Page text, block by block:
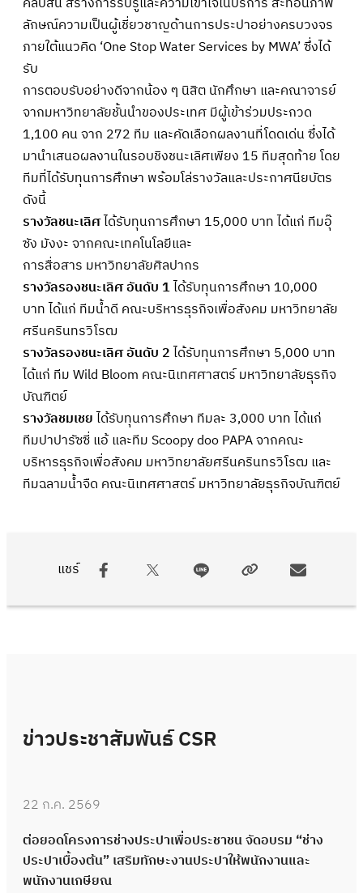
แชร์
ลักษณ์ความเป็นผู้เชี่ยวชาญด้านการประปาอย่างครบวงจร
ภายใต้แนวคิด ‘One Stop Water Services by MWA’ ซึ่งได้
รับ
การตอบรับอย่างดีจากน้อง ๆ นิสิต นักศึกษา และคณาจารย์
จากมหาวิทยาลัยชั้นนำของประเทศ มีผู้เข้าร่วมประกวด
1,100 คน จาก 272 ทีม และคัดเลือกผลงานที่โดดเด่น ซึ่งได้
มานำเสนอผลงานในรอบชิงชนะเลิศเพียง 15 ทีมสุดท้าย โดย
ทีมที่ได้รับทุนการศึกษา พร้อมโล่รางวัลและประกาศนียบัตร
ดังนี้
รางวัลชนะเลิศได้รับทุนการศึกษา 15,000 บาท ได้แก่ ทีมอุ๊
ซัง มังงะ จากคณะเทคโนโลยีและ
การสื่อสาร มหาวิทยาลัยศิลปากร
รางวัลรองชนะเลิศ อันดับ 1ได้รับทุนการศึกษา 10,000
บาท ได้แก่ ทีมน้ำดี คณะบริหารธุรกิจเพื่อสังคม มหาวิทยาลัย
ศรีนครินทรวิโรฒ
รางวัลรองชนะเลิศ อันดับ 2ได้รับทุนการศึกษา 5,000 บาท
ได้แก่ ทีม Wild Bloom คณะนิเทศศาสตร์ มหาวิทยาลัยธุรกิจ
บัณฑิตย์
รางวัลชมเชยได้รับทุนการศึกษา ทีมละ 3,000 บาท ได้แก่
ทีมปาปารัซซี่ แอ้ และทีม Scoopy doo PAPA จากคณะ
บริหารธุรกิจเพื่อสังคม มหาวิทยาลัยศรีนครินทรวิโรฒ และ
ทีมฉลามน้ำจืด คณะนิเทศศาสตร์ มหาวิทยาลัยธุรกิจบัณฑิตย์
ข่าวประชาสัมพันธ์ CSR
22 ก.ค. 2569
ต่อยอดโครงการช่างประปาเพื่อประชาชน จัดอบรม “ช่าง
ประปาเบื้องต้น” เสริมทักษะงานประปาให้พนักงานและ
พนักงานเกษียณ